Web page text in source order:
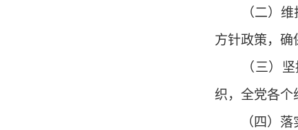
（二）维护
方针政策，确
（三）坚持
织，全党各个
（四）落实